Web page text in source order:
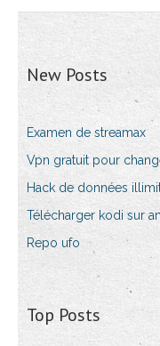
New Posts
Examen de streamax
Vpn gratuit pour
Hack de données
Télécharger kodi sur
Repo ufo
Top Posts